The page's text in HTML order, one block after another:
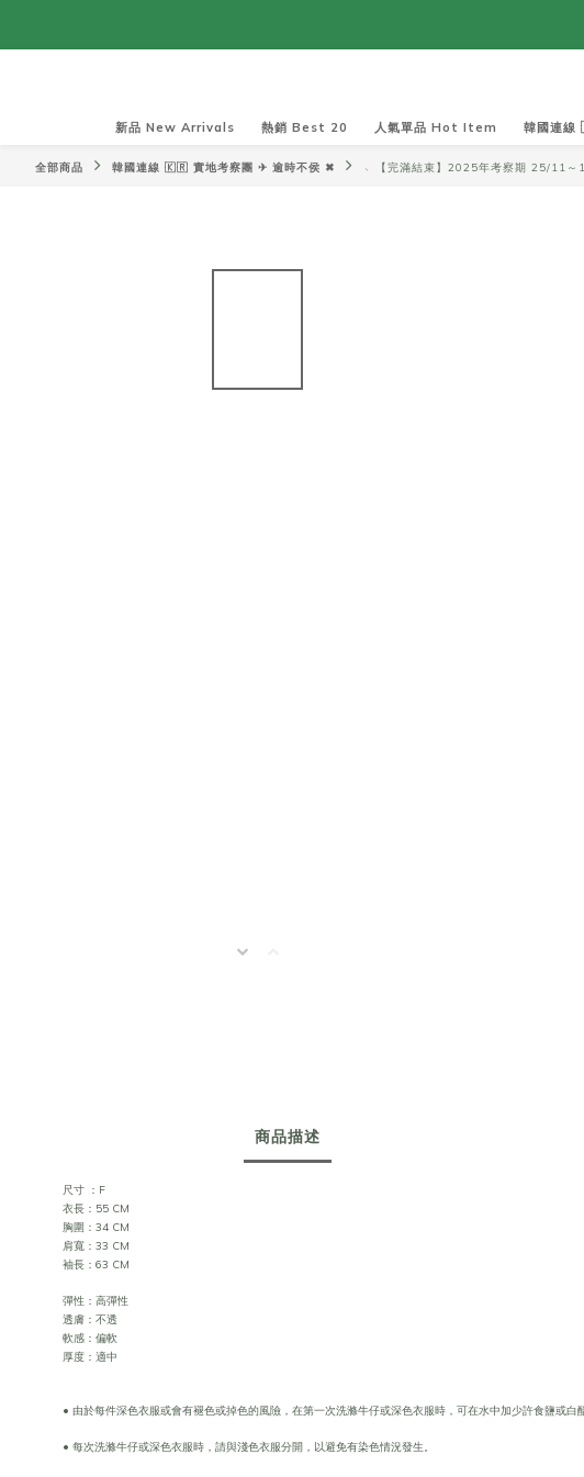
新品 New Arrivals 熱銷 Best 20 人氣單品 Hot Item 韓國連
全部商品 韓國連線 🇰🇷 實地考察團 ✈ 逾時不侯 ✖︎ ﹆【完滿結束】2025年考察期 25/11
商品描述
尺寸 ：F
衣長：55 CM
胸圍：34 CM
肩寬：33 CM
袖長 ：63 CM
彈性：高彈性
透膚：不透
軟感：偏軟
厚度：適中
• 由於每件深色衣服或會有褪色或掉色的風險，在第一次洗滌牛仔或深色衣服時，可在水中加少許食鹽或白
• 每次洗滌牛仔或深色衣服時，請與淺色衣服分開，以避免有染色情況發生。